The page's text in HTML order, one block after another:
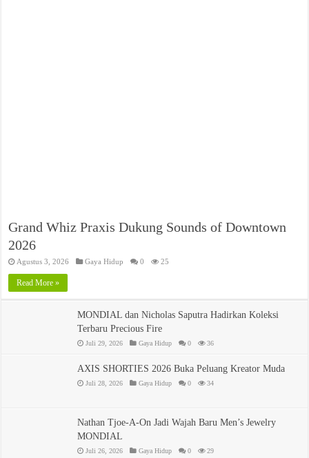
Grand Whiz Praxis Dukung Sounds of Downtown
2026
Agustus 3, 2026 Gaya Hidup 0 25
Read More »
MONDIAL dan Nicholas Saputra Hadirkan Koleksi
Terbaru Precious Fire
Juli 29, 2026 Gaya Hidup 0 36
AXIS SHORTIES 2026 Buka Peluang Kreator Muda
Juli 28, 2026 Gaya Hidup 0 34
Nathan Tjoe-A-On Jadi Wajah Baru Men’s Jewelry
MONDIAL
Juli 26, 2026 Gaya Hidup 0 29